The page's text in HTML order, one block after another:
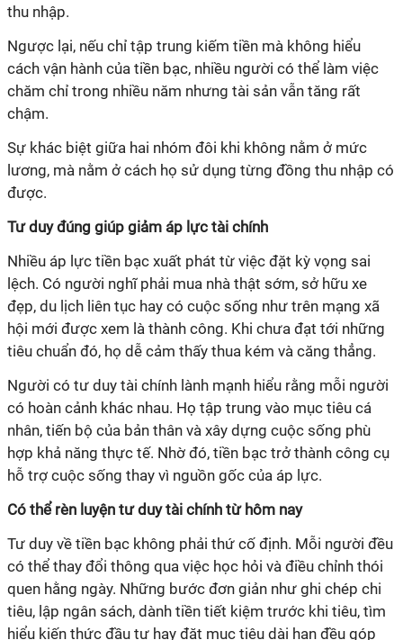
thu nhập.
Ngược lại, nếu chỉ tập trung kiếm tiền mà không hiểu
cách vận hành của tiền bạc, nhiều người có thể làm việc
chăm chỉ trong nhiều năm nhưng tài sản vẫn tăng rất
chậm.
Sự khác biệt giữa hai nhóm đôi khi không nằm ở mức
lương, mà nằm ở cách họ sử dụng từng đồng thu nhập có
được.
Tư duy đúng giúp giảm áp lực tài chính
Nhiều áp lực tiền bạc xuất phát từ việc đặt kỳ vọng sai
lệch. Có người nghĩ phải mua nhà thật sớm, sở hữu xe
đẹp, du lịch liên tục hay có cuộc sống như trên mạng xã
hội mới được xem là thành công. Khi chưa đạt tới những
tiêu chuẩn đó, họ dễ cảm thấy thua kém và căng thẳng.
Người có tư duy tài chính lành mạnh hiểu rằng mỗi người
có hoàn cảnh khác nhau. Họ tập trung vào mục tiêu cá
nhân, tiến bộ của bản thân và xây dựng cuộc sống phù
hợp khả năng thực tế. Nhờ đó, tiền bạc trở thành công cụ
hỗ trợ cuộc sống thay vì nguồn gốc của áp lực.
Có thể rèn luyện tư duy tài chính từ hôm nay
Tư duy về tiền bạc không phải thứ cố định. Mỗi người đều
có thể thay đổi thông qua việc học hỏi và điều chỉnh thói
quen hằng ngày. Những bước đơn giản như ghi chép chi
tiêu, lập ngân sách, dành tiền tiết kiệm trước khi tiêu, tìm
hiểu kiến thức đầu tư hay đặt mục tiêu dài hạn đều góp